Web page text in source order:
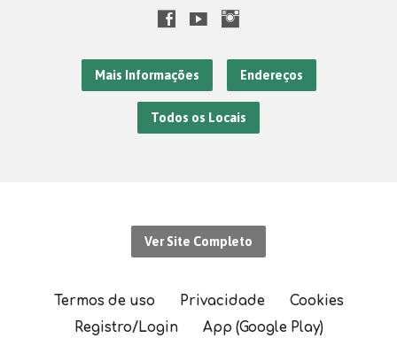
Mais Informações Endereços
Todos os Locais
Ver Site Completo
Termos de uso Privacidade
Cookies
Registro/Login
App (Google Play)